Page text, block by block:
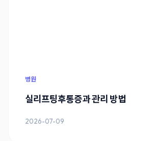
병원
실리프팅후통증과 관리 방법
2026-07-09